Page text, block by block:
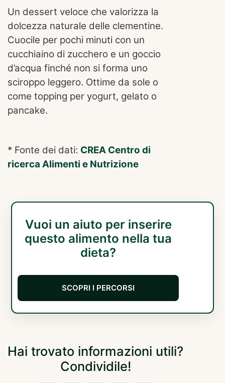
Un dessert veloce che valorizza la
dolcezza naturale delle clementine.
Cuocile per pochi minuti con un
cucchiaino di zucchero e un goccio
d’acqua finché non si forma uno
sciroppo leggero. Ottime da sole o
come topping per yogurt, gelato o
pancake.
* Fonte dei dati: CREA Centro di
ricerca Alimenti e Nutrizione
Vuoi un aiuto per inserire
questo alimento nella tua
dieta?
SCOPRI I PERCORSI
Hai trovato informazioni utili?
Condividile!